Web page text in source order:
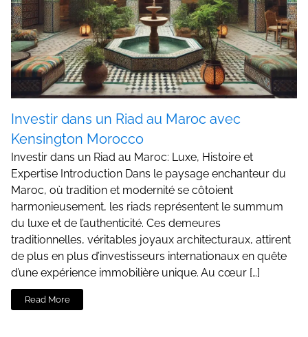
Investir dans un Riad au Maroc avec
Kensington Morocco
Investir dans un Riad au Maroc: Luxe, Histoire et
Expertise Introduction Dans le paysage enchanteur du
Maroc, où tradition et modernité se côtoient
harmonieusement, les riads représentent le summum
du luxe et de l’authenticité. Ces demeures
traditionnelles, véritables joyaux architecturaux, attirent
de plus en plus d’investisseurs internationaux en quête
d’une expérience immobilière unique. Au cœur […]
Read More